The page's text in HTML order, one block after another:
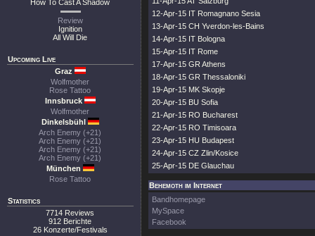
How To Cast A Shadow
Review
Ignition
All Will Die
Upcoming Live
Graz
Wolfmother
Rose Tattoo
Innsbruck
Wolfmother
Dinkelsbühl
Arch Enemy (+21)
Arch Enemy (+21)
Arch Enemy (+21)
Arch Enemy (+21)
München
Rose Tattoo
Statistics
7714 Reviews
912 Berichte
26 Konzerte/Festivals
12-Apr-15 IT Romagnano Sesia
13-Apr-15 CH Yverdon-les-Bains
14-Apr-15 IT Bologna
15-Apr-15 IT Rome
17-Apr-15 GR Athens
18-Apr-15 GR Thessaloniki
19-Apr-15 MK Skopje
20-Apr-15 BU Sofia
21-Apr-15 RO Bucharest
22-Apr-15 RO Timisoara
23-Apr-15 HU Budapest
24-Apr-15 CZ Zlin/Kosice
25-Apr-15 DE Glauchau
Behemoth im Internet
Bandhomepage
MySpace
Facebook